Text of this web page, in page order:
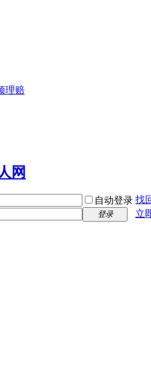
自动登录 找
登录
立